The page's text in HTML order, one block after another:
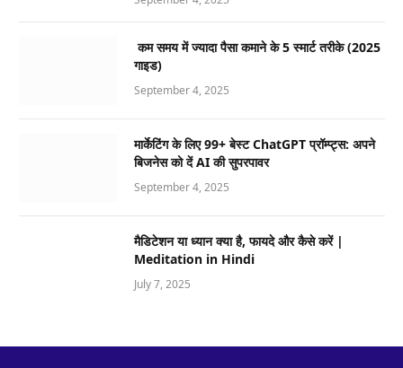
कम समय में ज्यादा पैसा कमाने के 5 स्मार्ट तरीके (2025
गाइड)
September 4, 2025
मार्केटिंग के लिए 99+ बेस्ट ChatGPT प्रॉम्प्ट्स: अपने
बिजनेस को दें AI की सुपरपावर
September 4, 2025
मैडिटेशन या ध्यान क्या है, फायदे और कैसे करें |
Meditation in Hindi
July 7, 2025